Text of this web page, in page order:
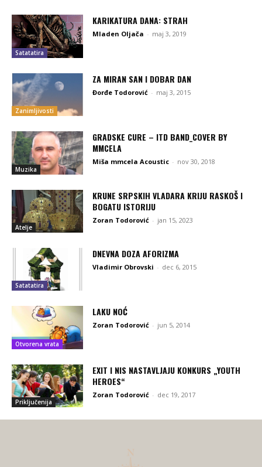
Satatatira
KARIKATURA DANA: STRAH
Mladen Oljača - maj 3, 2019
Zanimljivosti
ZA MIRAN SAN I DOBAR DAN
Đorđe Todorović - maj 3, 2015
Muzika
GRADSKE CURE – ITD BAND_COVER BY
MMCELA
Miša mmcela Acoustic - nov 30, 2018
Atelje
KRUNE SRPSKIH VLADARA KRIJU RASKOŠ I
BOGATU ISTORIJU
Zoran Todorović - jan 15, 2023
Satatatira
DNEVNA DOZA AFORIZMA
Vladimir Obrovski - dec 6, 2015
Otvorena vrata
LAKU NOĆ
Zoran Todorović - jun 5, 2014
Priključenija
EXIT I NIS NASTAVLJAJU KONKURS „YOUTH
HEROES“
Zoran Todorović - dec 19, 2017